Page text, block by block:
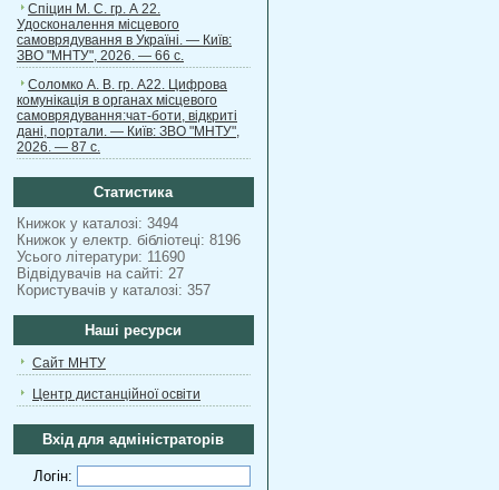
Спіцин М. С. гр. А 22.
Удосконалення місцевого
самоврядування в Україні. — Київ:
ЗВО "МНТУ", 2026. — 66 с.
Соломко А. В. гр. А22. Цифрова
комунікація в органах місцевого
самоврядування:чат-боти, відкриті
дані, портали. — Київ: ЗВО "МНТУ",
2026. — 87 с.
Статистика
Книжок у каталозі: 3494
Книжок у електр. бібліотеці: 8196
Усього літератури: 11690
Відвідувачів на сайті: 27
Користувачів у каталозі: 357
Наші ресурси
Сайт МНТУ
Центр дистанційної освіти
Вхід для адміністраторів
Логін: